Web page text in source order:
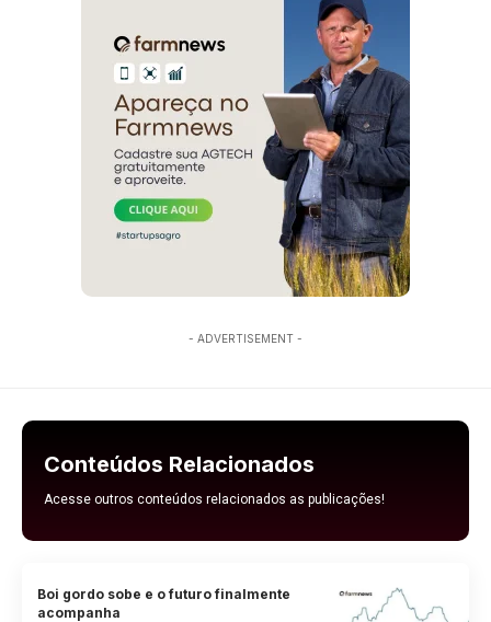
- ADVERTISEMENT -
Conteúdos Relacionados
Acesse outros conteúdos relacionados as publicações!
Boi gordo sobe e o futuro finalmente
acompanha